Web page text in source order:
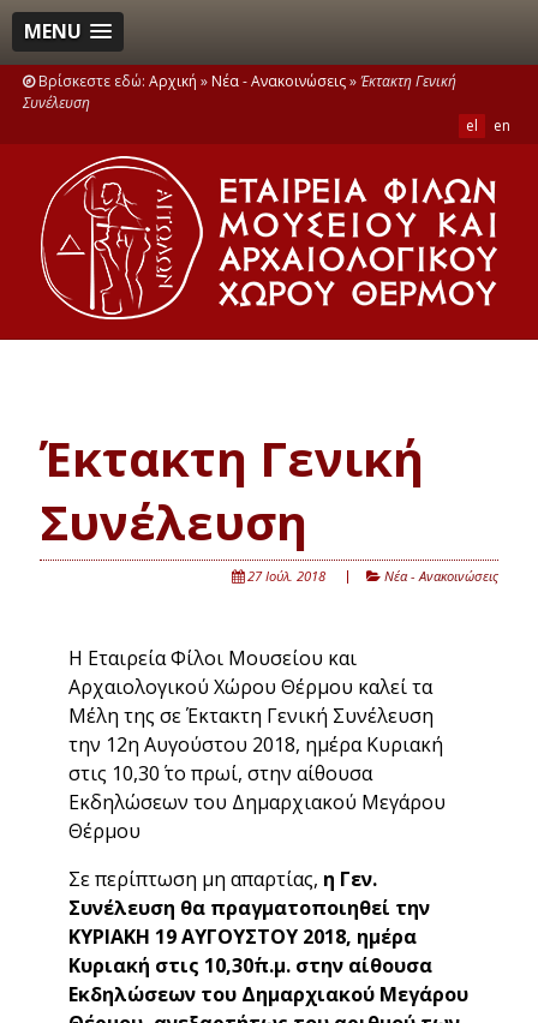
MENU
Βρίσκεστε εδώ: Αρχική » Νέα - Ανακοινώσεις»Έκτακτη Γενική
Συνέλευση
el
en
Έκτακτη Γενική
Συνέλευση
27 Ιούλ. 2018 Νέα - Ανακοινώσεις
Η Εταιρεία Φίλοι Μουσείου και
Αρχαιολογικού Χώρου Θέρμου καλεί τα
Μέλη της σε Έκτακτη Γενική Συνέλευση
την 12η Αυγούστου 2018, ημέρα Κυριακή
στις 10,30΄ το πρωί, στην αίθουσα
Εκδηλώσεων του Δημαρχιακού Μεγάρου
Θέρμου
Σε περίπτωση μη απαρτίας, η Γεν.
Συνέλευση θα πραγματοποιηθεί την
ΚΥΡΙΑΚΗ 19 ΑΥΓΟΥΣΤΟΥ 2018, ημέρα
Κυριακή στις 10,30΄π.μ. στην αίθουσα
Εκδηλώσεων του Δημαρχιακού Μεγάρου